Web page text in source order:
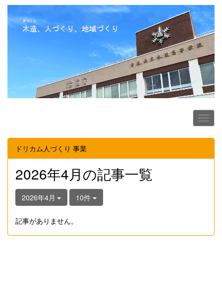
ドリカム人づくり 事業
2026年4月の記事一覧
2026年4月 10件
記事がありません。